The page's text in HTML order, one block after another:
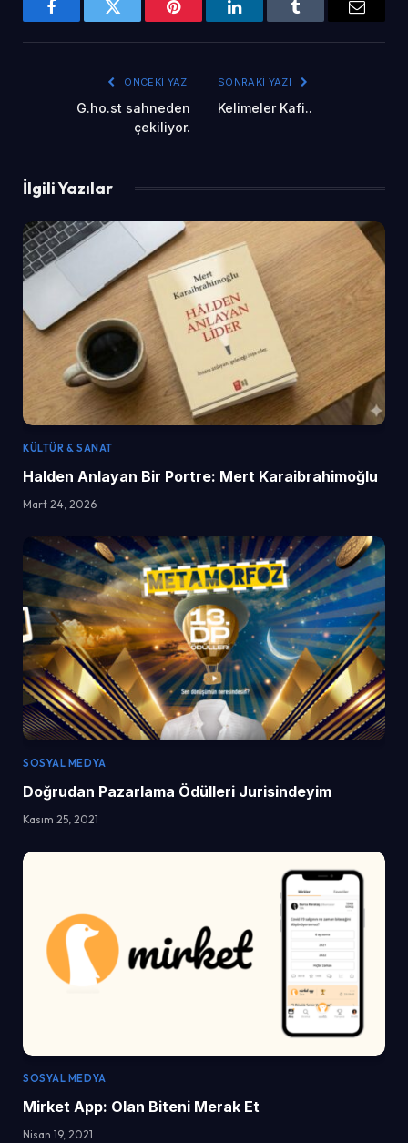
FacebookTwitter Pinterest LinkedInTumblr Email
ÖNCEKI YAZI
G.ho.st sahneden
çekiliyor.
SONRAKI YAZI
Kelimeler Kafi..
İlgili Yazılar
KÜLTÜR & SANAT
Halden Anlayan Bir Portre: Mert Karaibrahimoğlu
Mart 24, 2026
SOSYAL MEDYA
Doğrudan Pazarlama Ödülleri Jurisindeyim
Kasım 25, 2021
SOSYAL MEDYA
Mirket App: Olan Biteni Merak Et
Nisan 19, 2021